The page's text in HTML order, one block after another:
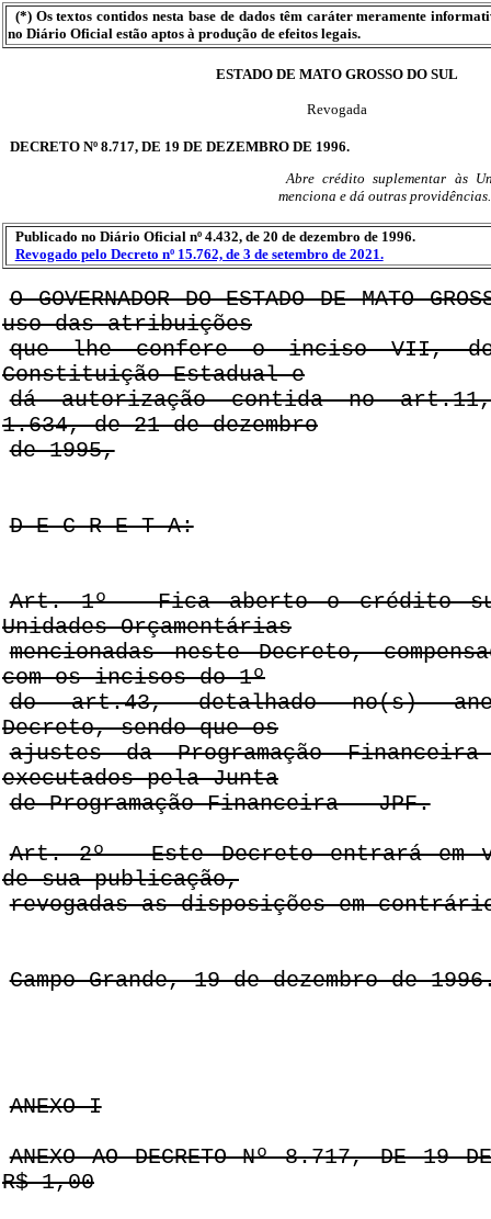
(*) Os textos contidos nesta base de dados têm caráter meramente
no Diário Oficial estão aptos à produção de efeitos legais.
ESTADO DE MATO GROSSO DO SUL
Revogada
DECRETO Nº 8.717, DE 19 DE DEZEMBRO DE 1996.
Abre crédito suplementar às
menciona e dá outras providências.
Publicado no Diário Oficial nº 4.432, de 20 de dezembro de 1996.
Revogado pelo Decreto nº 15.762, de 3 de setembro de 2021.
O GOVERNADOR DO ESTADO DE MATO
uso das atribuições
que lhe confere o inciso VII,
Constituição Estadual e
dá autorização contida no
1.634, de 21 de dezembro
de 1995,
D E C R E T A:
Art. 1º - Fica aberto o crédito
Unidades Orçamentárias
mencionadas neste Decreto,
com os incisos do 1º
do art.43, detalhado no(s)
Decreto, sendo que os
ajustes da Programação
executados pela Junta
de Programação Financeira - JPF.
Art. 2º - Este Decreto entrará em
de sua publicação,
revogadas as disposições em
Campo Grande, 19 de dezembro de
ANEXO I
ANEXO AO DECRETO Nº 8.717, DE 19
R$ 1,00